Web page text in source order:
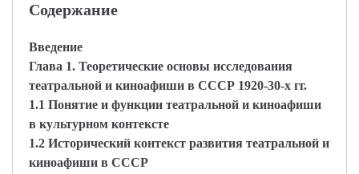
Содержание
Введение
Глава 1. Теоретические основы исследования
театральной и киноафиши в СССР 1920-30-х гг.
1.1 Понятие и функции театральной и киноафиши
в культурном контексте
1.2 Исторический контекст развития театральной и
киноафиши в СССР